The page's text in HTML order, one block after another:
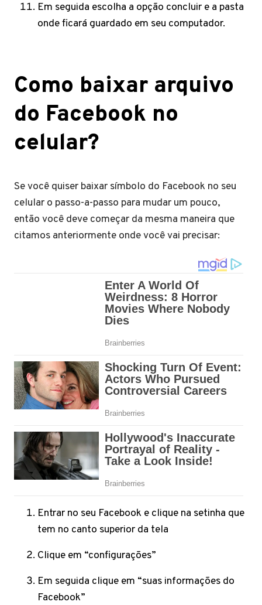
Em seguida escolha a opção concluir e a pasta
onde ficará guardado em seu computador.
Como baixar arquivo
do Facebook no
celular?
Se você quiser baixar símbolo do Facebook no seu
celular o passo-a-passo para mudar um pouco,
então você deve começar da mesma maneira que
citamos anteriormente onde você vai precisar:
Entrar no seu Facebook e clique na setinha que
tem no canto superior da tela
Clique em “configurações”
Em seguida clique em “suas informações do
Facebook”